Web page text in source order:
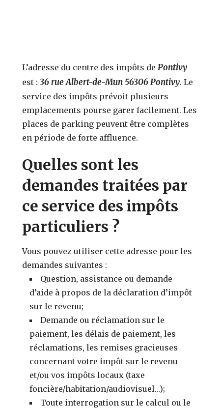
L’adresse du centre des impôts de Pontivy
est : 36 rue Albert-de-Mun 56306 Pontivy. Le
service des impôts prévoit plusieurs
emplacements pourse garer facilement. Les
places de parking peuvent être complètes
en période de forte affluence.
Quelles sont les
demandes traitées par
ce service des impôts
particuliers ?
Vous pouvez utiliser cette adresse pour les
demandes suivantes :
Question, assistance ou demande
d’aide à propos de la déclaration d’impôt
sur le revenu;
Demande ou réclamation sur le
paiement, les délais de paiement, les
réclamations, les remises gracieuses
concernant votre impôt sur le revenu
et/ou vos impôts locaux (taxe
foncière/habitation/audiovisuel…);
Toute interrogation sur le calcul ou le